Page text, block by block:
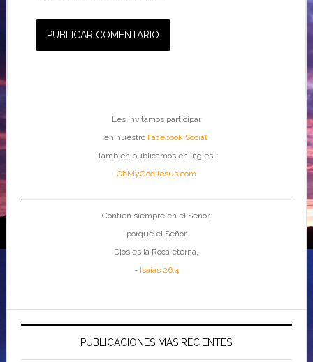
Les invitamos participar
en nuestro Facebook Social
También publicamos en inglés:
OhMyGodJesus.com
Confíen siempre en el Señor,
porque el Señor
Dios es la Roca eterna.
- Isaías 26:4
PUBLICACIONES MÁS RECIENTES